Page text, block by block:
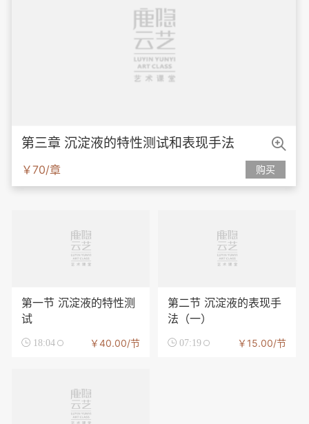
第三章 沉淀液的特性测试和表现手法
￥70/章 购买

第一节 沉淀液的特性测
试
 18:04 ￥40.00/节
第二节 沉淀液的表现手
法（一）
 07:19 ￥15.00/节